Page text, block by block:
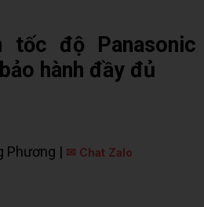
tốc độ Panasonic
hành đầy đủ
Phương | ✉ Chat Zalo